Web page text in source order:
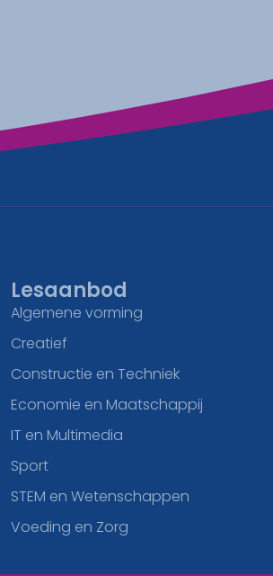
Lesaanbod
Algemene vorming
Creatief
Constructie en Techniek
Economie en Maatschappij
IT en Multimedia
Sport
STEM en Wetenschappen
Voeding en Zorg